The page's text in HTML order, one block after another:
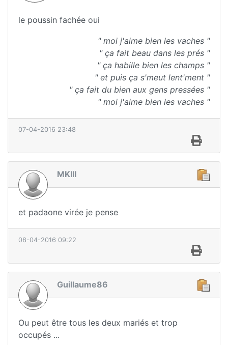
le poussin fachée oui
" moi j'aime bien les vaches "
" ça fait beau dans les prés "
" ça habille bien les champs "
" et puis ça s'meut lent'ment "
" ça fait du bien aux gens pressées "
" moi j'aime bien les vaches "
07-04-2016 23:48
MKIII
et padaone virée je pense
08-04-2016 09:22
Guillaume86
Ou peut être tous les deux mariés et trop
occupés ...